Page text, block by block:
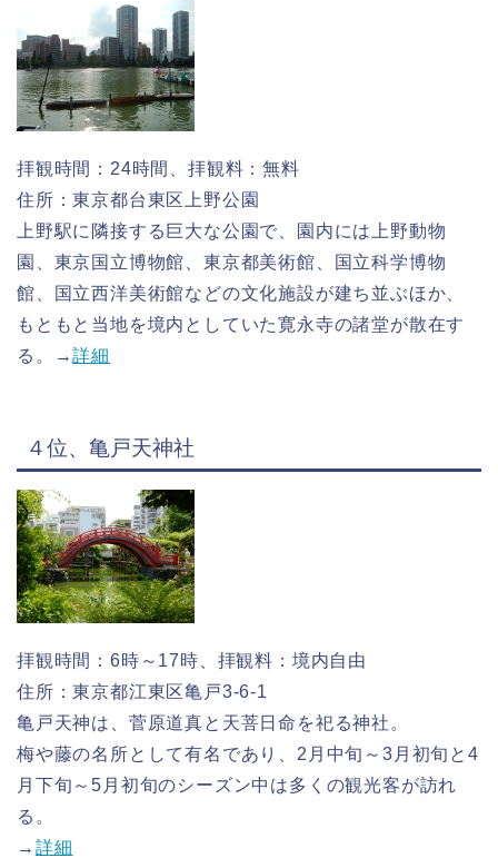
拝観時間：24時間、拝観料：無料
住所：東京都台東区上野公園
上野駅に隣接する巨大な公園で、園内には上野動物
園、東京国立博物館、東京都美術館、国立科学博物
館、国立西洋美術館などの文化施設が建ち並ぶほか、
もともと当地を境内としていた寛永寺の諸堂が散在す
る。→詳細
４位、亀戸天神社
拝観時間：6時～17時、拝観料：境内自由
住所：東京都江東区亀戸3-6-1
亀戸天神は、菅原道真と天菩日命を祀る神社。
梅や藤の名所として有名であり、2月中旬～3月初旬と4
月下旬～5月初旬のシーズン中は多くの観光客が訪れ
る。
→ 詳細